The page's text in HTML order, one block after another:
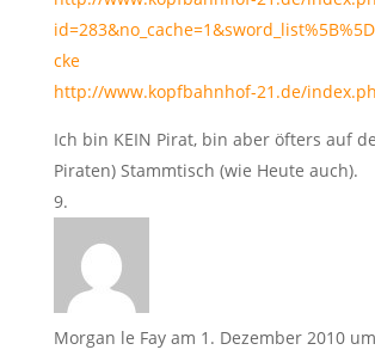
cke
http://www.kopfbahnhof-21.de/
Ich bin KEIN Pirat, bin aber öfters auf
Piraten) Stammtisch (wie Heute auch).
Morgan le Fay am 1. Dezember 2010